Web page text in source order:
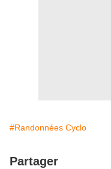
#Randonnées Cyclo
Partager